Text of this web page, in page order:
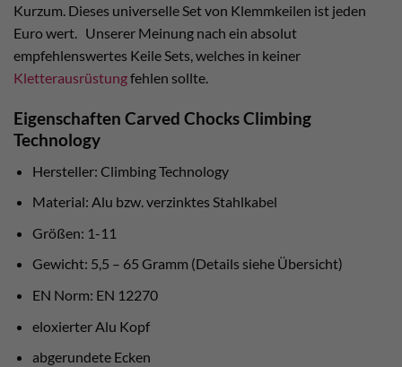
Kurzum. Dieses universelle Set von Klemmkeilen ist jeden
Euro wert. Unserer Meinung nach ein absolut
empfehlenswertes Keile Sets, welches in keiner
Kletterausrüstungfehlen sollte.
Eigenschaften Carved Chocks Climbing
Technology
Hersteller: Climbing Technology
Material: Alu bzw. verzinktes Stahlkabel
Größen: 1-11
Gewicht: 5,5 – 65 Gramm (Details siehe Übersicht)
EN Norm: EN 12270
eloxierter Alu Kopf
abgerundete Ecken